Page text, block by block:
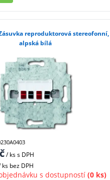
alpská bílá
/ kss DPH
ks bez DPH
s dostupností (0 ks)